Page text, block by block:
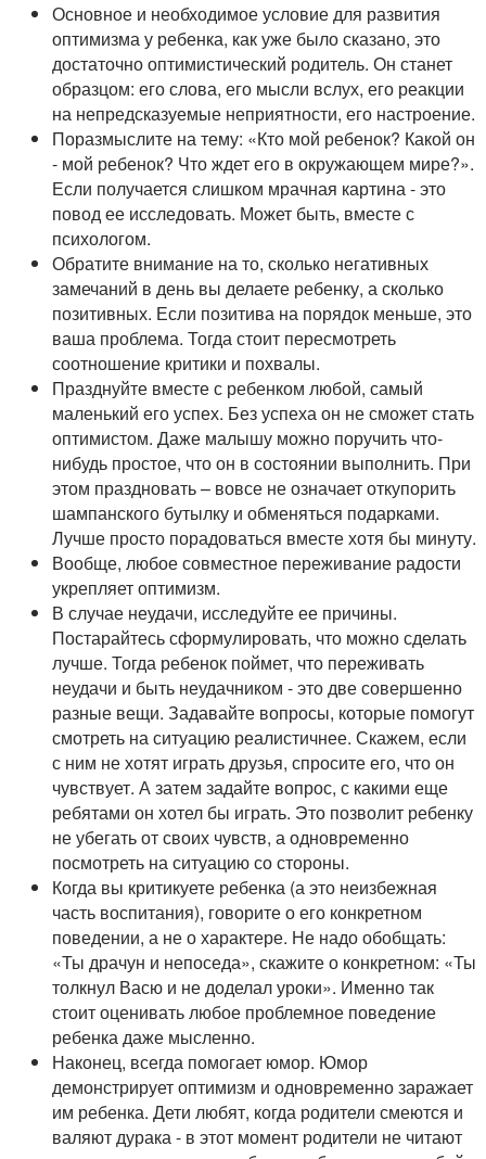
Основное и необходимое условие для развития
оптимизма у ребенка, как уже было сказано, это
достаточно оптимистический родитель. Он станет
образцом: его слова, его мысли вслух, его реакции
на непредсказуемые неприятности, его настроение.
Поразмыслите на тему: «Кто мой ребенок? Какой он
- мой ребенок? Что ждет его в окружающем мире?».
Если получается слишком мрачная картина - это
повод ее исследовать. Может быть, вместе с
психологом.
Обратите внимание на то, сколько негативных
замечаний в день вы делаете ребенку, а сколько
позитивных. Если позитива на порядок меньше, это
ваша проблема. Тогда стоит пересмотреть
соотношение критики и похвалы.
Празднуйте вместе с ребенком любой, самый
маленький его успех. Без успеха он не сможет стать
оптимистом. Даже малышу можно поручить что-
нибудь простое, что он в состоянии выполнить. При
этом праздновать – вовсе не означает откупорить
шампанского бутылку и обменяться подарками.
Лучше просто порадоваться вместе хотя бы минуту.
Вообще, любое совместное переживание радости
укрепляет оптимизм.
В случае неудачи, исследуйте ее причины.
Постарайтесь сформулировать, что можно сделать
лучше. Тогда ребенок поймет, что переживать
неудачи и быть неудачником - это две совершенно
разные вещи. Задавайте вопросы, которые помогут
смотреть на ситуацию реалистичнее. Скажем, если
с ним не хотят играть друзья, спросите его, что он
чувствует. А затем задайте вопрос, с какими еще
ребятами он хотел бы играть. Это позволит ребенку
не убегать от своих чувств, а одновременно
посмотреть на ситуацию со стороны.
Когда вы критикуете ребенка (а это неизбежная
часть воспитания), говорите о его конкретном
поведении, а не о характере. Не надо обобщать:
«Ты драчун и непоседа», скажите о конкретном: «Ты
толкнул Васю и не доделал уроки». Именно так
стоит оценивать любое проблемное поведение
ребенка даже мысленно.
Наконец, всегда помогает юмор. Юмор
демонстрирует оптимизм и одновременно заражает
им ребенка. Дети любят, когда родители смеются и
валяют дурака - в этот момент родители не читают